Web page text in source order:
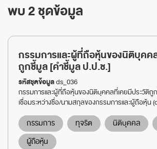
พบ 2 ชุดข้อมูล
กรรมการและผู้ที่ถือหุ้นของนิติบุคค
ถูกชี้มูล [คำชี้มูล ป.ป.ช.]
รหัสชุดข้อมูลds_036
กรรมการและผู้ที่ถือหุ้นของนิติบุคคลที่เคยมีประวัติถู
เชื่อมระหว่างชื่อ/นามสกุลของกรรมการและผู้ถือหุ้น
กรรมการ ทุจริต นิติบุคคล
ผู้ถือหุ้น